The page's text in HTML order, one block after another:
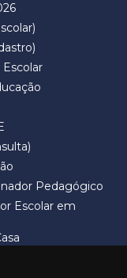
Pedagógico
Escolar em